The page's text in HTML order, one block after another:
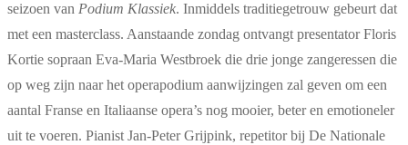
seizoen van Podium Klassiek. Inmiddels traditiegetrouw gebeurt dat
met een masterclass. Aanstaande zondag ontvangt presentator Floris
Kortie sopraan Eva-Maria Westbroek die drie jonge zangeressen die
op weg zijn naar het operapodium aanwijzingen zal geven om een
aantal Franse en Italiaanse opera’s nog mooier, beter en emotioneler
uit te voeren. Pianist Jan-Peter Grijpink, repetitor bij De Nationale